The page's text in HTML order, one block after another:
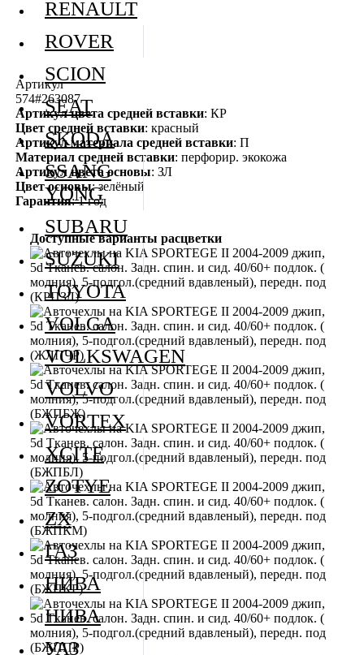
Артикул
574#263087
Артикул цвета средней вставки: КР
Цвет средней вставки: красный
Артикул материала средней вставки: П
Материал средней вставки: перфорир. экокожа
Артикул цвета основы: ЗЛ
Цвет основы: зелёный
Гарантия: 1 год
Доступные варианты расцветки
RENAULT
ROVER
SCION
SEAT
SKODA
SSANG
YONG
SUBARU
SUZUKI
TOYOTA
VOLGA
VOLKSWAGEN
VOLVO
VORTEX
XCITE
ZOTYE
ZX
ГАЗ
НИВА
НИВА
УАЗ